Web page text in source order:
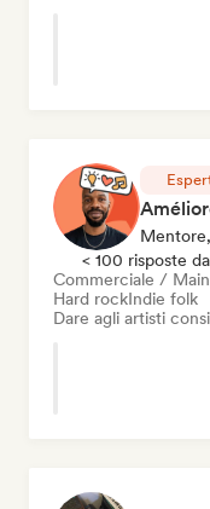
< 100 risposte
Commerciale /
Hard rockIndie folk
Dare agli artisti